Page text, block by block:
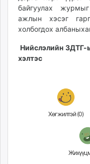
байгуулах
ажлын хэсэг
холбогдох
Нийслэлийн ЗДТГ-
хэлтэс
Хөгжилтэй (0)